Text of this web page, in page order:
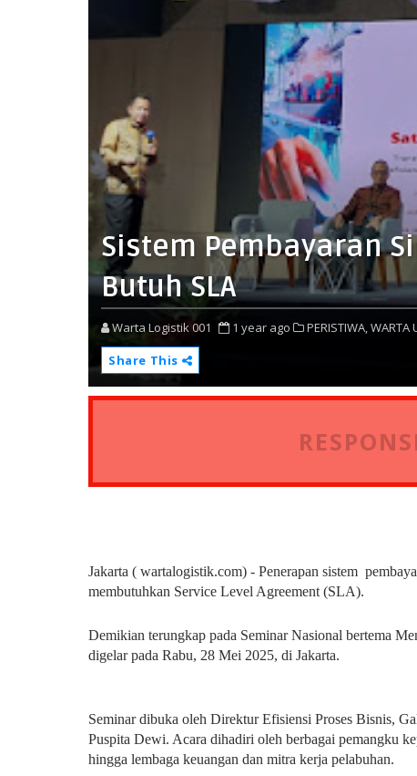
Sistem Pembayaran
Butuh SLA
Warta Logistik 001 1 year ago PERISTIWA,WARTA
Share This
Jakarta ( wartalogistik.com) - Penerapan sistem
membutuhkan Service Level Agreement (SLA).
Demikian terungkap pada Seminar Nasional bertema
digelar pada Rabu, 28 Mei 2025, di Jakarta.
Seminar dibuka oleh Direktur Efisiensi Proses Bisnis,
Puspita Dewi. Acara dihadiri oleh berbagai pemangku
hingga lembaga keuangan dan mitra kerja pelabuhan.